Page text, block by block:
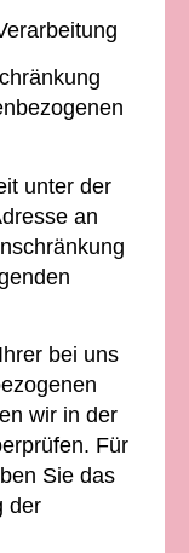
unter der
an
bei uns
wir in der
Für
Sie das
der